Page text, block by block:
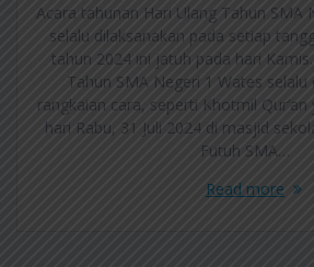
Acara tahunan Hari Ulang Tahun SMA
selalu dilaksanakan pada setiap
tahun 2024 ini jatuh pada hari
Tahun SMA Negeri 1 Wates selalu
rangkaian cara, seperti Khotmil
hari Rabu, 31 Juli 2024 di masjid
Futuh SMA…
Read more